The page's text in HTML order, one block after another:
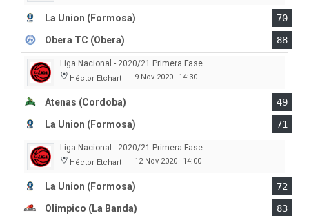
La Union (Formosa)
70
Obera TC (Obera)
88
Liga Nacional - 2020/21 Primera Fase
Héctor Etchart | 9 Nov 2020 14:30
Atenas (Cordoba)
49
La Union (Formosa)
71
Liga Nacional - 2020/21 Primera Fase
Héctor Etchart | 12 Nov 2020 14:00
La Union (Formosa)
72
Olimpico (La Banda)
83